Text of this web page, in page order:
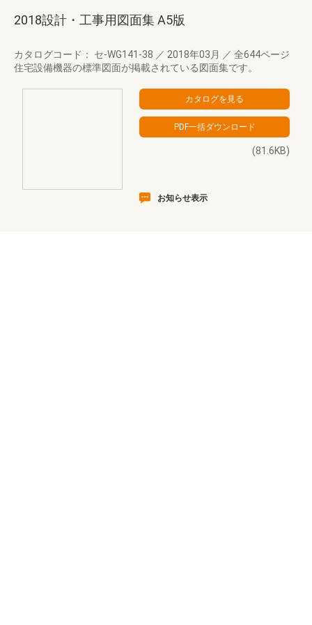
2018設計・工事用図面集 A5版
カタログコード： セ-WG141-38 ／ 2018年03月 ／ 全644ページ
住宅設備機器の標準図面が掲載されている図面集です。
(81.6KB)
お知らせ表示